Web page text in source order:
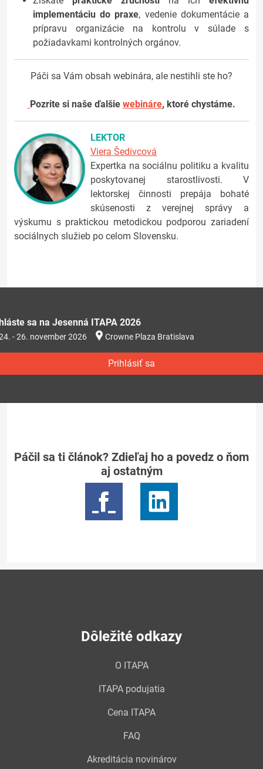
implementáciu do praxe, vedenie dokumentácie a
prípravu organizácie na kontrolu v súlade s
požiadavkami kontrolných orgánov.
Páči sa Vám obsah webinára, ale nestihli ste ho?
Pozrite si naše ďalšie webináre, ktoré chystáme.
LEKTOR
Viera Šedivcová
Expertka na sociálnu politiku a kvalitu
poskytovanej starostlivosti. V
lektorskej činnosti prepája bohaté
skúsenosti z verejnej správy a
výskumu s praktickou metodickou podporou zariadení
sociálnych služieb po celom Slovensku.
sa na Jesenná ITAPA 2026
- 26. november 2026 Crowne Plaza Bratislava
Prihlásiť sa
Páčil sa ti článok? Zdieľaj ho a povedz o ňom
aj ostatným
Dôležité odkazy
O ITAPA
ITAPA podujatia
Cena ITAPA
FAQ
Akreditácia novinárov